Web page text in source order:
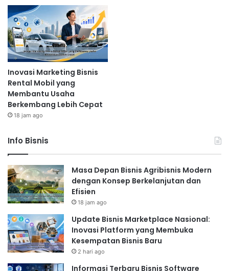
Inovasi Marketing Bisnis
Rental Mobil yang
Membantu Usaha
Berkembang Lebih Cepat
18 jam ago
Info Bisnis
Masa Depan Bisnis Agribisnis Modern
dengan Konsep Berkelanjutan dan
Efisien
18 jam ago
Update Bisnis Marketplace Nasional:
Inovasi Platform yang Membuka
Kesempatan Bisnis Baru
2 hari ago
Informasi Terbaru Bisnis Software